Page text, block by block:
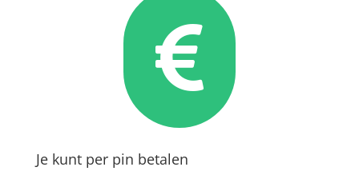

Je kunt per pin betalen